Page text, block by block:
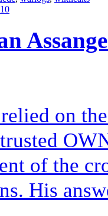
on
of the
His